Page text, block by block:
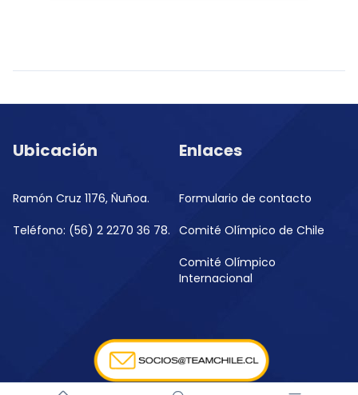
Ubicación
Ramón Cruz 1176, Ñuñoa.
Teléfono: (56) 2 2270 36 78.
Enlaces
Formulario de contacto
Comité Olímpico de Chile
Comité Olímpico
Internacional